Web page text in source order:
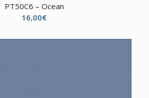
PT50C6 – Ocean
16,00€